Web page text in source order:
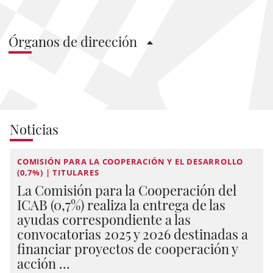
Órganos de dirección
Noticias
COMISIÓN PARA LA COOPERACIÓN Y EL DESARROLLO
(0,7%) | TITULARES
La Comisión para la Cooperación del
ICAB (0,7%) realiza la entrega de las
ayudas correspondiente a las
convocatorias 2025 y 2026 destinadas a
financiar proyectos de cooperación y
acción ...